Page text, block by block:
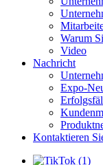
Warum
Video
Nachricht
Expo-
Kontaktieren